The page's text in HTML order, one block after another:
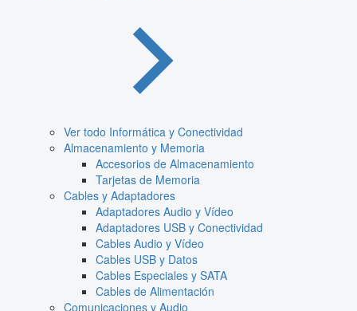
Ver todo Informática y Conectividad
Almacenamiento y Memoria
Accesorios de Almacenamiento
Tarjetas de Memoria
Cables y Adaptadores
Adaptadores Audio y Vídeo
Adaptadores USB y Conectividad
Cables Audio y Vídeo
Cables USB y Datos
Cables Especiales y SATA
Cables de Alimentación
Comunicaciones y Audio